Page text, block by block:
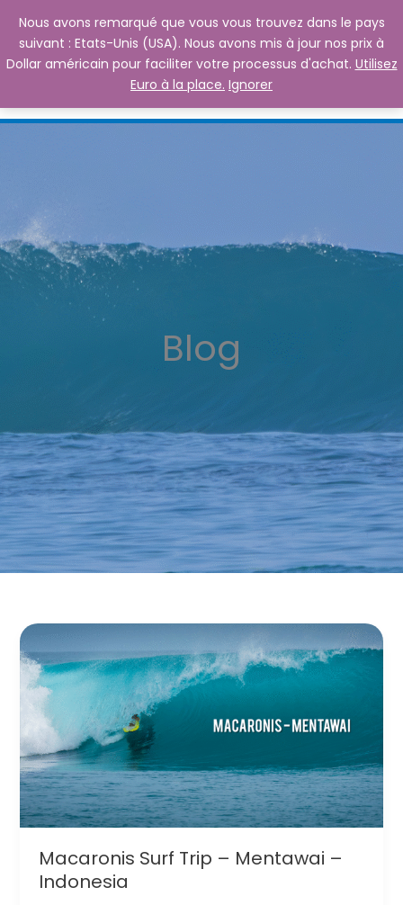
contenu
Blog
Macaronis Surf Trip – Mentawai –
Indonesia
Nous avons remarqué que vous vous trouvez dans le pays
suivant : Etats-Unis (USA). Nous avons mis à jour nos prix à
Dollar américain pour faciliter votre processus d'achat. Utilisez
Euro à la place. Ignorer